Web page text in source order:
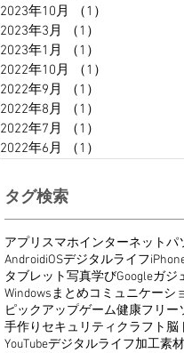
2023年10月
（1）
2023年3月
（1）
2023年1月
（1）
2022年10月
（1）
2022年9月
（1）
2022年8月
（1）
2022年7月
（1）
2022年6月
（1）
タグ検索
アプリ スマホインターネットパ
AndroidiOSデジタルライフ
タブレット写真学びGoogleガジ
Windowsまとめコミュニケーシ
ピックアップゲーム健康フリー
手作り セキュリティ クラフト脳
YouTubeデジタルライフ加工素材